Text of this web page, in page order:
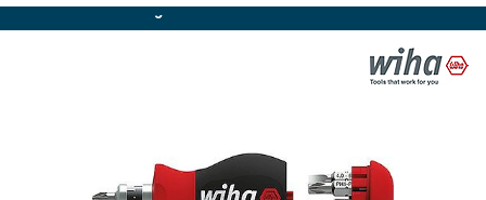
Porte-embouts magazine